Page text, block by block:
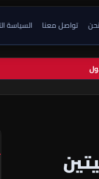
تواصل معنا السياسة